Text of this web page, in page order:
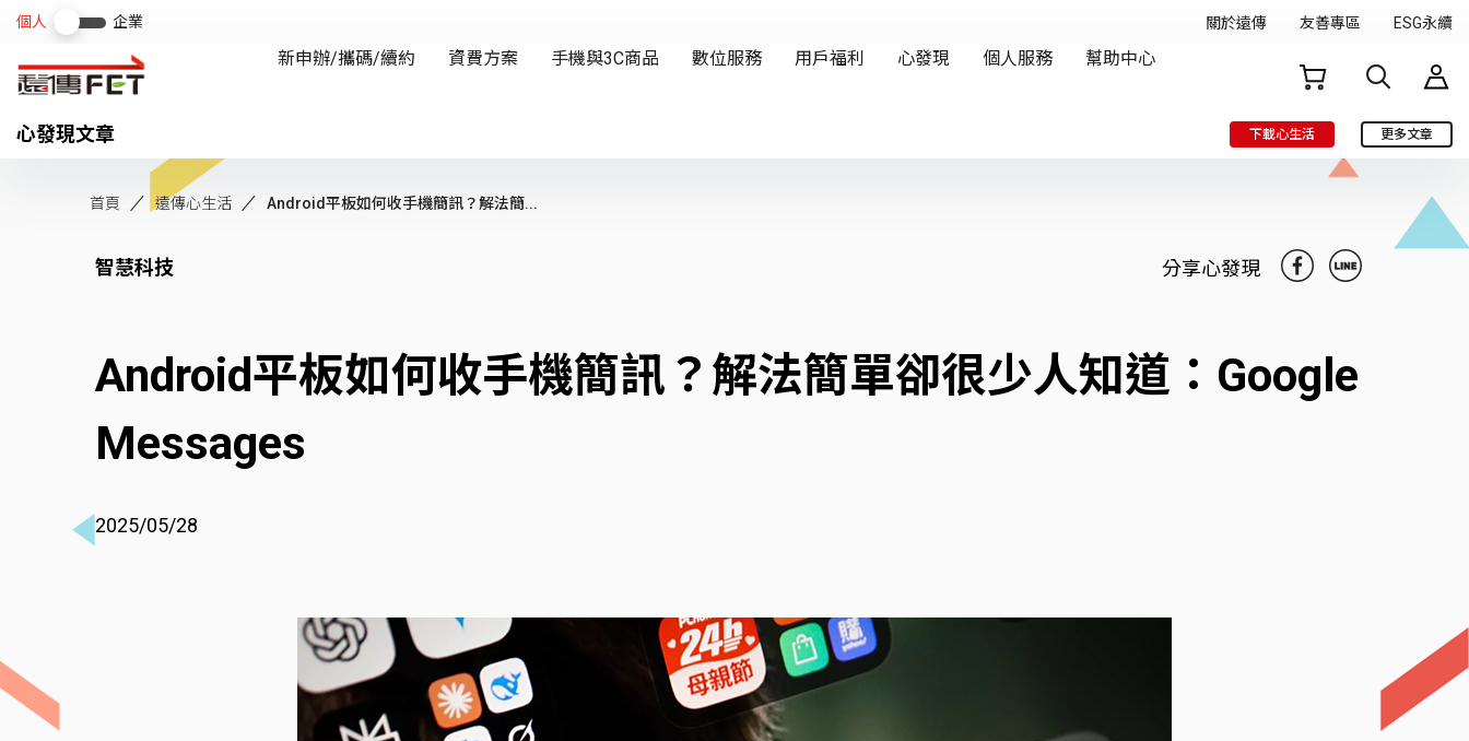
心發現文章 下載心生活 更多文章
首頁 遠傳心生活 Android平板如何收手機簡訊？解法簡...
智慧科技 分享心發現
Android平板如何收手機簡訊？解法簡單卻很少人知道：Google
Messages
2025/05/28